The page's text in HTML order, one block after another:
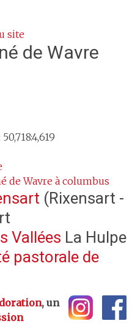
site
de Wavre
de Wavre à columbus
(Rixensart -
Vallées La Hulpe
pastorale de
, un